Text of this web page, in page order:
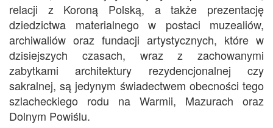
relacji z Koroną Polską, a także prezentację
dziedzictwa materialnego w postaci muzealiów,
archiwaliów oraz fundacji artystycznych, które w
dzisiejszych czasach, wraz z zachowanymi
zabytkami architektury rezydencjonalnej czy
sakralnej, są jedynym świadectwem obecności tego
szlacheckiego rodu na Warmii, Mazurach oraz
Dolnym Powiślu.